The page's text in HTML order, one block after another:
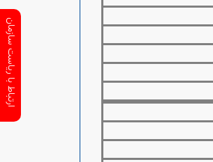
ارتباط با ریاست سازمان